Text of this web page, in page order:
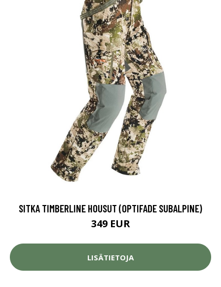
SITKA TIMBERLINE HOUSUT (OPTIFADE SUBALPINE)
349 EUR
LISÄTIETOJA